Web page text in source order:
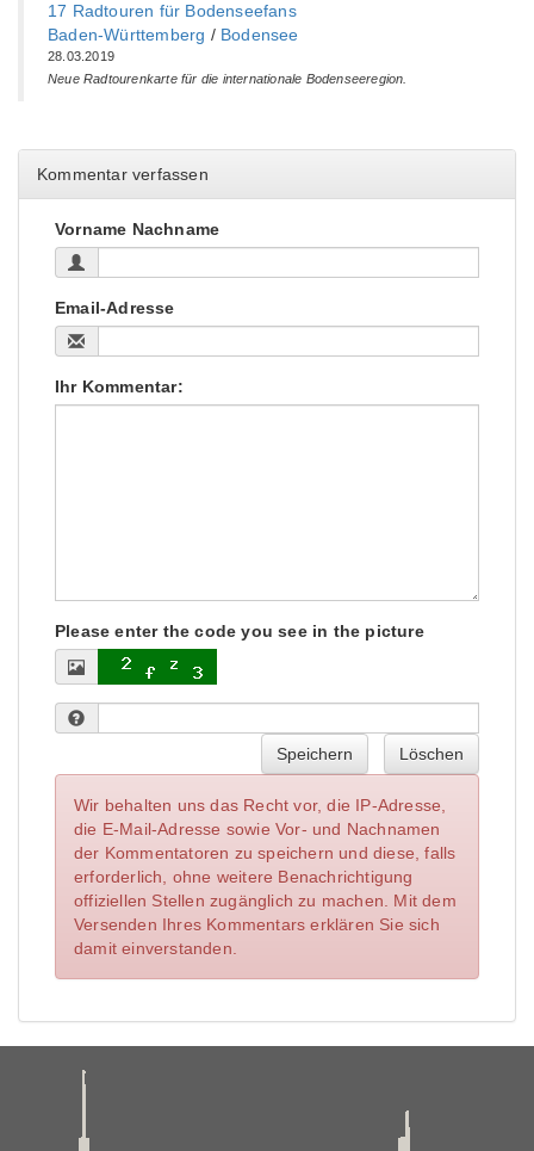
17 Radtouren für Bodenseefans
Baden-Württemberg‎ / Bodensee
28.03.2019
Neue Radtourenkarte für die internationale Bodenseeregion.
Kommentar verfassen
Vorname Nachname
Email-Adresse
Ihr Kommentar:
Please enter the code you see in the picture
Speichern Löschen
Wir behalten uns das Recht vor, die IP-Adresse,
die E-Mail-Adresse sowie Vor- und Nachnamen
der Kommentatoren zu speichern und diese, falls
erforderlich, ohne weitere Benachrichtigung
offiziellen Stellen zugänglich zu machen. Mit dem
Versenden Ihres Kommentars erklären Sie sich
damit einverstanden.